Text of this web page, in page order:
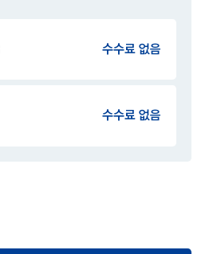
수수료 없음
수수료 없음